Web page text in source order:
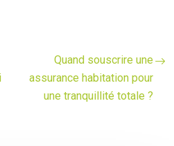
Quand souscrire une
assurance habitation pour
une tranquillité totale ?